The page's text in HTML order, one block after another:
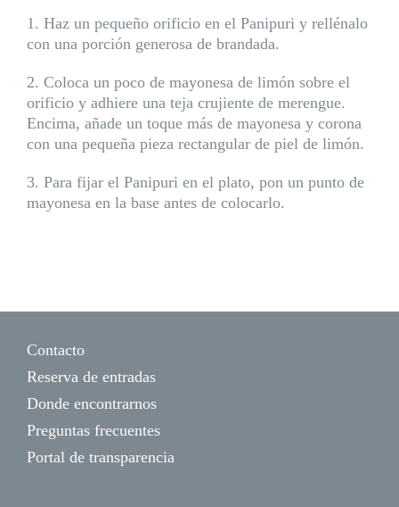
1. Haz un pequeño orificio en el Panipuri y rellénalo
con una porción generosa de brandada.
2. Coloca un poco de mayonesa de limón sobre el
orificio y adhiere una teja crujiente de merengue.
Encima, añade un toque más de mayonesa y corona
con una pequeña pieza rectangular de piel de limón.
3. Para fijar el Panipuri en el plato, pon un punto de
mayonesa en la base antes de colocarlo.
Contacto
Reserva de entradas
Donde encontrarnos
Preguntas frecuentes
Portal de transparencia